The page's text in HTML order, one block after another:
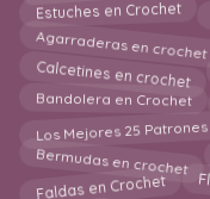
Estuches en Crochet
Agarraderas en crochet
Calcetines en crochet
Bandolera en Crochet
Los Mejores 25 Patrones
Bermudas en crochet
Faldas en Crochet